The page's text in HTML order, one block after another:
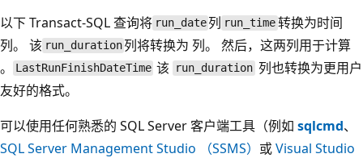
以下 Transact-SQL 查询将 run_date 列 run_time转换为时间
列。 该 run_duration 列将转换为 列。 然后，这两列用于计算
。
LastRunFinishDateTime 该 run_duration 列也转换为更用户
友好的格式。
可以使用任何熟悉的 SQL Server 客户端工具（例如 sqlcmd、
SQL Server Management Studio （SSMS） 或Visual Studio